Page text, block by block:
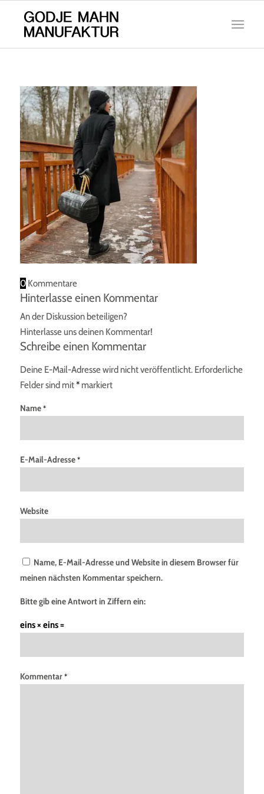
0 Kommentare
Hinterlasse einen Kommentar
An der Diskussion beteiligen?
Hinterlasse uns deinen Kommentar!
Schreibe einen Kommentar
Deine E-Mail-Adresse wird nicht veröffentlicht. Erforderliche
Felder sind mit*markiert
Name*
E-Mail-Adresse*
Website
Name, E-Mail-Adresse und Website in diesem Browser für
meinen nächsten Kommentar speichern.
Bitte gib eine Antwort in Ziffern ein:
eins × eins =
Kommentar*